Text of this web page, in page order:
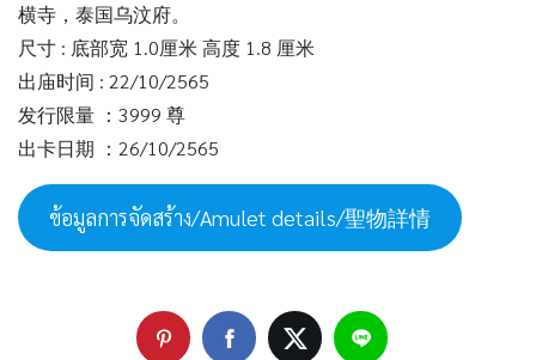
横寺，泰国乌汶府。
尺寸 : 底部宽 1.0厘米 高度 1.8 厘米
出庙时间 : 22/10/2565
发行限量 ：3999 尊
出卡日期 ：26/10/2565
ข้อมูลการจัดสร้าง/Amulet details/聖物詳情